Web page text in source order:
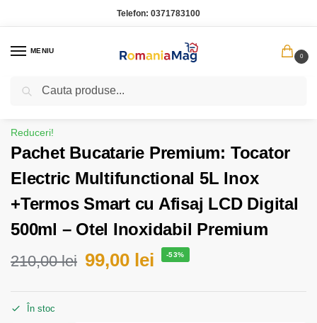
Telefon: 0371783100
MENIU
0
Prima pagină / Bucatarie
Reduceri!
Pachet Bucatarie Premium: Tocator
Electric Multifunctional 5L Inox
+Termos Smart cu Afisaj LCD Digital
500ml – Otel Inoxidabil Premium
210,00lei 99,00 lei -53%
În stoc